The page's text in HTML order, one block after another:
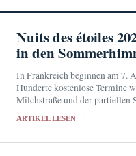
Nuits des étoiles
in den
In Frankreich beginnen am 7.
Hunderte kostenlose Termine
Milchstraße und der partiellen
ARTIKEL LESEN →